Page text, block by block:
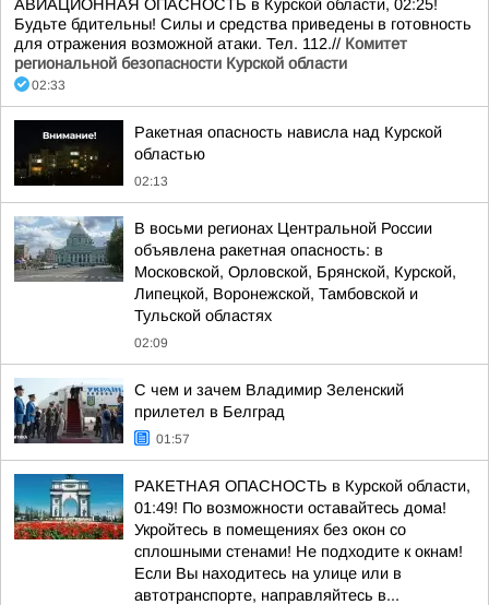
АВИАЦИОННАЯ ОПАСНОСТЬ в Курской области, 02:25!
Будьте бдительны! Силы и средства приведены в готовность
для отражения возможной атаки. Тел. 112.// Комитет
региональной безопасности Курской области
02:33
Ракетная опасность нависла над Курской
областью
02:13
В восьми регионах Центральной России
объявлена ракетная опасность: в
Московской, Орловской, Брянской, Курской,
Липецкой, Воронежской, Тамбовской и
Тульской областях
02:09
С чем и зачем Владимир Зеленский
прилетел в Белград
01:57
РАКЕТНАЯ ОПАСНОСТЬ в Курской области,
01:49! По возможности оставайтесь дома!
Укройтесь в помещениях без окон со
сплошными стенами! Не подходите к окнам!
Если Вы находитесь на улице или в
автотранспорте, направляйтесь в...